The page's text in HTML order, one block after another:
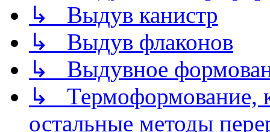
↳ Выдув канистр
↳ Выдув флаконов
↳ Выдувное
↳ Термоформование,
остальные методы